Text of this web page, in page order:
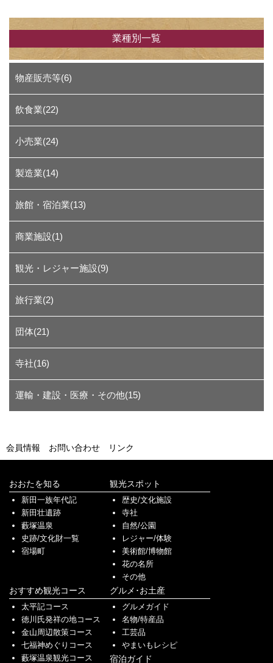
業種別一覧
物産販売等(6)
飲食業(22)
小売業(24)
製造業(14)
旅館・宿泊業(13)
商業施設(1)
観光・レジャー施設(9)
旅行業(2)
団体(21)
寺社(16)
運輸・建設・医療・その他(15)
会員情報 お問い合わせ リンク
おおたを知る
新田一族年代記
新田壮遺跡
藪塚温泉
史跡/文化財一覧
宿場町
観光スポット
歴史/文化施設
寺社
自然/公園
レジャー/体験
美術館/博物館
花の名所
その他
おすすめ観光コース
太平記コース
徳川氏発祥の地コース
金山周辺散策コース
七福神めぐりコース
藪塚温泉観光コース
グルメ･お土産
グルメガイド
名物/特産品
工芸品
やまいもレシピ
宿泊ガイド